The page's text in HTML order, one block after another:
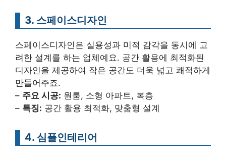
3. 스페이스디자인
스페이스디자인은 실용성과 미적 감각을 동시에 고
려한 설계를 하는 업체예요. 공간 활용에 최적화된
디자인을 제공하여 작은 공간도 더욱 넓고 쾌적하게
만들어주죠.
– 주요 시공: 원룸, 소형 아파트, 복층
– 특징: 공간 활용 최적화, 맞춤형 설계
4. 심플인테리어